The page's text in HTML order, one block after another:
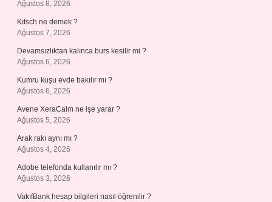
Ağustos 8, 2026
Kıtsch ne demek ?
Ağustos 7, 2026
Devamsızlıktan kalınca burs kesilir mi ?
Ağustos 6, 2026
Kumru kuşu evde bakılır mı ?
Ağustos 6, 2026
Avene XeraCalm ne işe yarar ?
Ağustos 5, 2026
Arak rakı aynı mı ?
Ağustos 4, 2026
Adobe telefonda kullanılır mı ?
Ağustos 3, 2026
VakıfBank hesap bilgileri nasıl öğrenilir ?